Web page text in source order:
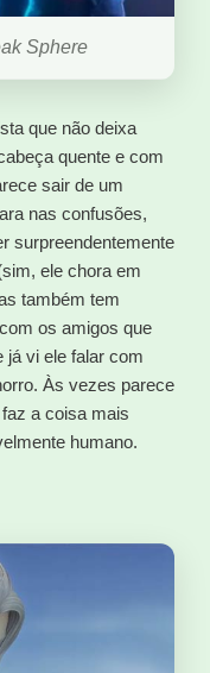
Sphere
que não deixa
quente e com
sair de um
nas confusões,
surpreendentemente
ele chora em
também tem
os amigos que
já vi ele falar com
Às vezes parece
a coisa mais
humano.